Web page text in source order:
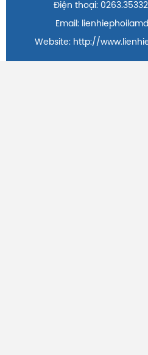
Điện thoại:
Email:
Website: http://